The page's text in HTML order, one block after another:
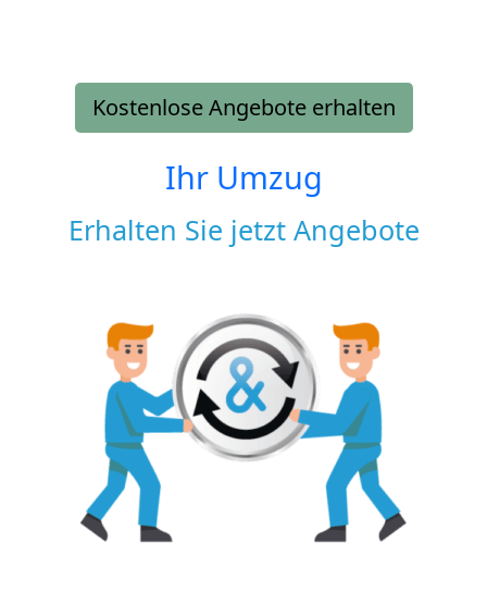
Kostenlose Angebote erhalten
Ihr Umzug
Erhalten Sie jetzt Angebote